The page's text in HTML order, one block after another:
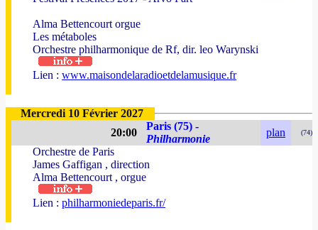
Alma Bettencourt orgue
Les métaboles
Orchestre philharmonique de Rf, dir. leo Warynski
Lien : www.maisondelaradioetdelamusique.fr
Mercredi 10 Février 2027
20:00
Paris (75) -
Philharmonie
plan (74)
Orchestre de Paris
James Gaffigan , direction
Alma Bettencourt , orgue
Lien : philharmoniedeparis.fr/